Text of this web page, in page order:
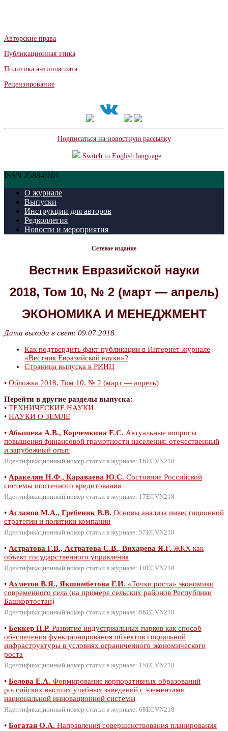
Авторские права
Публикационная этика
Политика антиплагиата
Рецензирование
Подписаться на новостную рассылку
Switch to English language
ISSN 2588-0101
О журнале
Выпуски
Инструкции для авторов
Редколлегия
Новости и мероприятия
Сетевое издание
Вестник Евразийской науки
2018, Том 10, № 2 (март — апрель)
ЭКОНОМИКА И МЕНЕДЖМЕНТ
Дата выхода в свет: 09.07.2018
Как подтвердить факт публикации в Интернет-журнале
«Вестник Евразийской науки»?
Страница выпуска в РИНЦ
• Обложка 2018, Том 10, № 2 (март — апрель)
Перейти в другие разделы выпуска:
• ТЕХНИЧЕСКИЕ НАУКИ
• НАУКИ О ЗЕМЛЕ
• Абышева А.В., Корчемкина Е.С. Актуальные вопросы
повышения финансовой грамотности населения: отечественный
и зарубежный опыт
Идентификационный номер статьи в журнале: 16ECVN218
• Аракелян Н.Ф., Караваева Ю.С. Состояние Российской
системы ипотечного кредитования
Идентификационный номер статьи в журнале: 17ECVN218
• Асланов М.А., Гребеник В.В. Основы анализа инвестиционной
стратегии и политики компании
Идентификационный номер статьи в журнале: 57ECVN218
• Астратова Г.В., Астратова С.В., Вихарева Я.Г. ЖКХ как
объект государственного управления
Идентификационный номер статьи в журнале: 10ECVN218
• Ахметов В.Я., Якшимбетова Г.И. «Точки роста» экономики
современного села (на примере сельских районов Республики
Башкортостан)
Идентификационный номер статьи в журнале: 66ECVN218
• Беккер П.Р. Развитие индустриальных парков как способ
обеспечения функционирования объектов социальной
инфраструктуры в условиях ограниченного экономического
роста
Идентификационный номер статьи в журнале: 15ECVN218
• Белова Е.А. Формирование корпоративных образований
российских высших учебных заведений с элементами
национальной инновационной системы
Идентификационный номер статьи в журнале: 68ECVN218
• Богатая О.А. Направления совершенствования планирования